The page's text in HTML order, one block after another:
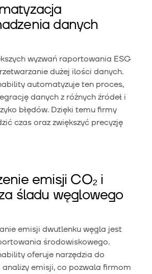
danych
wyzwań raportowania ESG
dużej ilości danych.
automatyzuje ten proces,
danych z różnych źródeł i
błędów. Dzięki temu firmy
czas oraz zwiększyć precyzję
emisji CO₂ i
śladu węglowego
emisji dwutlenku węgla jest
środowiskowego.
oferuje narzędzia do
emisji, co pozwala firmom